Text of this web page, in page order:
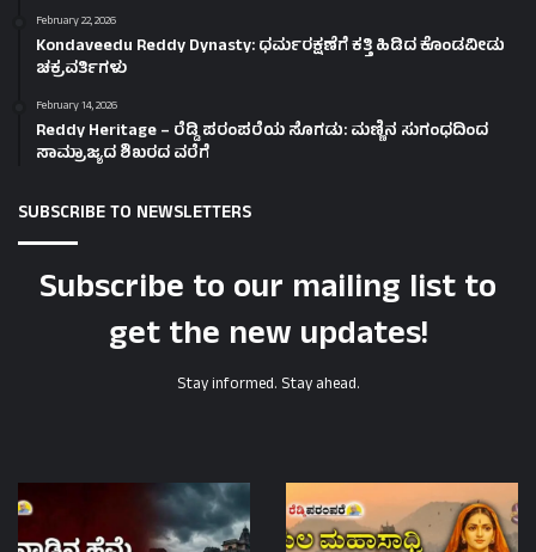
February 22, 2026
Kondaveedu Reddy Dynasty: ಧರ್ಮರಕ್ಷಣೆಗೆ ಕತ್ತಿ ಹಿಡಿದ ಕೊಂಡವೀಡು
ಚಕ್ರವರ್ತಿಗಳು
February 14, 2026
Reddy Heritage – ರೆಡ್ಡಿ ಪರಂಪರೆಯ ಸೊಗಡು: ಮಣ್ಣಿನ ಸುಗಂಧದಿಂದ
ಸಾಮ್ರಾಜ್ಯದ ಶಿಖರದ ವರೆಗೆ
SUBSCRIBE TO NEWSLETTERS
Subscribe to our mailing list to
get the new updates!
Stay informed. Stay ahead.
Savadatti
Reddy
Kings
Chinnamma-
ರೆಡ್ಡಿಕುಲ